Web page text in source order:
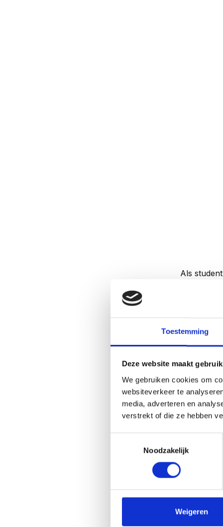
Toestemming
Deze website maakt
We gebruiken cookies om
websiteverkeer te
media, adverteren en
verstrekt of die ze hebben
Noodzakelijk
Weigeren
Als